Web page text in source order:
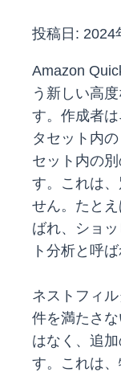
投稿日: 2024
Amazon
う新しい高
す。作成者
タセット内
セット内の
す。これは
せん。たと
ばれ、ショ
ト分析と呼ば
ネストフィ
件を満たさ
はなく、追
す。これは